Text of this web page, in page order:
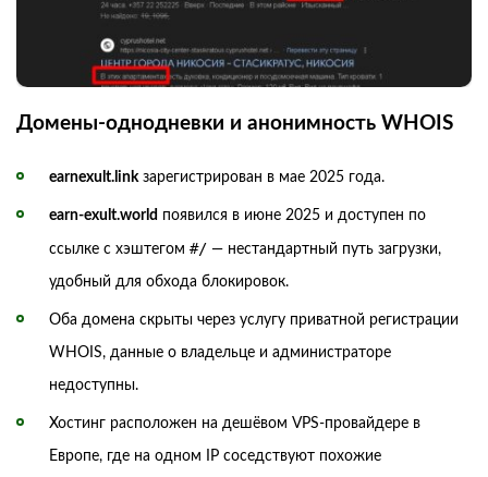
Домены-однодневки и анонимность WHOIS
earnexult.link зарегистрирован в мае 2025 года.
earn-exult.world появился в июне 2025 и доступен по
ссылке с хэштегом #/ — нестандартный путь загрузки,
удобный для обхода блокировок.
Оба домена скрыты через услугу приватной регистрации
WHOIS, данные о владельце и администраторе
недоступны.
Хостинг расположен на дешёвом VPS-провайдере в
Европе, где на одном IP соседствуют похожие